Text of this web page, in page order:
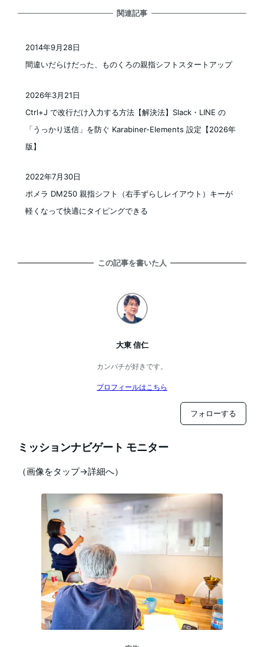
関連記事
間違いだらけだった、ものくろの親指シフトスタートアップ
2014年9月28日
Ctrl+J で改行だけ入力する方法【解決法】Slack・LINE の
「うっかり送信」を防ぐ Karabiner-Elements 設定【2026年
版】
2026年3月21日
ポメラ DM250 親指シフト（右手ずらしレイアウト）キーが
軽くなって快適にタイピングできる
2022年7月30日
この記事を書いた人
大東 信仁
カンパチが好きです。
プロフィールはこちら
フォローする
ミッションナビゲート モニター
（画像をタップ→詳細へ）